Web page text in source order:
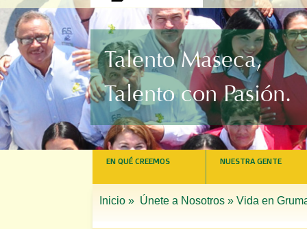
EN EL 1T24; EL
MÉXICO
... »
Talento Maseca,
Talento con Pasión.
EN QUÉ CREEMOS NUESTRA GENTE
Inicio » Únete a Nosotros » Vida en